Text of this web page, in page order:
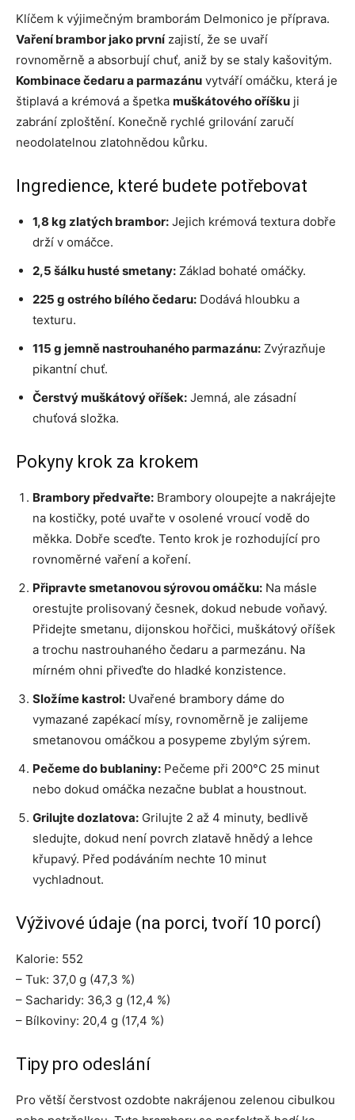
Klíčem k výjimečným bramborám Delmonico je příprava.
Vaření brambor jako prvnízajistí, že se uvaří
rovnoměrně a absorbují chuť, aniž by se staly kašovitým.
Kombinace čedaru a parmazánu vytváří omáčku, která je
štiplavá a krémová a špetka muškátového oříšku ji
zabrání zploštění. Konečně rychlé grilování zaručí
neodolatelnou zlatohnědou kůrku.
Ingredience, které budete potřebovat
1,8 kg zlatých brambor: Jejich krémová textura dobře
drží v omáčce.
2,5 šálku husté smetany: Základ bohaté omáčky.
225 g ostrého bílého čedaru: Dodává hloubku a
texturu.
115 g jemně nastrouhaného parmazánu: Zvýrazňuje
pikantní chuť.
Čerstvý muškátový oříšek: Jemná, ale zásadní
chuťová složka.
Pokyny krok za krokem
Brambory předvařte: Brambory oloupejte a nakrájejte
na kostičky, poté uvařte v osolené vroucí vodě do
měkka. Dobře sceďte. Tento krok je rozhodující pro
rovnoměrné vaření a koření.
Připravte smetanovou sýrovou omáčku: Na másle
orestujte prolisovaný česnek, dokud nebude voňavý.
Přidejte smetanu, dijonskou hořčici, muškátový oříšek
a trochu nastrouhaného čedaru a parmezánu. Na
mírném ohni přiveďte do hladké konzistence.
Složíme kastrol: Uvařené brambory dáme do
vymazané zapékací mísy, rovnoměrně je zalijeme
smetanovou omáčkou a posypeme zbylým sýrem.
Pečeme do bublaniny: Pečeme při 200°C 25 minut
nebo dokud omáčka nezačne bublat a houstnout.
Grilujte dozlatova: Grilujte 2 až 4 minuty, bedlivě
sledujte, dokud není povrch zlatavě hnědý a lehce
křupavý. Před podáváním nechte 10 minut
vychladnout.
Výživové údaje (na porci, tvoří 10 porcí)
Kalorie: 552
– Tuk: 37,0 g (47,3 %)
– Sacharidy: 36,3 g (12,4 %)
– Bílkoviny: 20,4 g (17,4 %)
Tipy pro odeslání
Pro větší čerstvost ozdobte nakrájenou zelenou cibulkou